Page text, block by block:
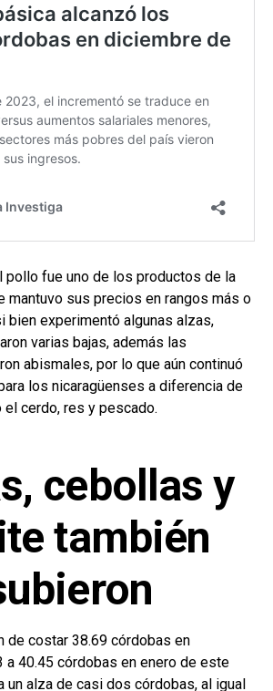
pollo fue uno de los productos de la
mantuvo sus precios en rangos más o
bien experimentó algunas alzas,
varias bajas, además las
abismales, por lo que aún continuó
los nicaragüenses a diferencia de
cerdo, res y pescado.
cebollas y
también
de costar 38.69 córdobas en
a 40.45 córdobas en enero de este
un alza de casi dos córdobas, al igual